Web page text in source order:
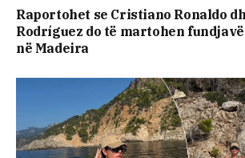
Raportohet se Cristiano Ronaldo
Rodríguez do të martohen
në Madeira